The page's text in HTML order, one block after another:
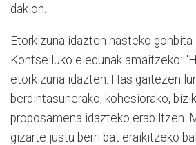
dakion.
Etorkizuna idazten hasteko gonbita
Kontseiluko eledunak amaitzeko:
etorkizuna idazten. Has gaitezen
berdintasunerako, kohesiorako,
proposamena idazteko erabiltzen.
gizarte justu berri bat eraikitzeko